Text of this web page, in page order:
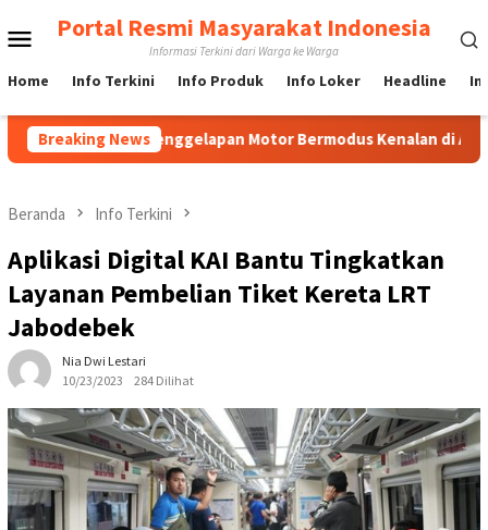
ke
Menu
Mobile
Portal Resmi Masyarakat Indonesia
Informasi Terkini dari Warga ke Warga
Home Info Terkini Info Produk Info Loker Headline
Breaking News
Kasus Penggelapan Motor Bermodus Kenalan di Aplikasi
Beranda Info Terkini
Aplikasi Digital KAI Bantu Tingkatkan
Layanan Pembelian Tiket Kereta LRT
Jabodebek
Nia Dwi Lestari
10/23/2023
284 Dilihat